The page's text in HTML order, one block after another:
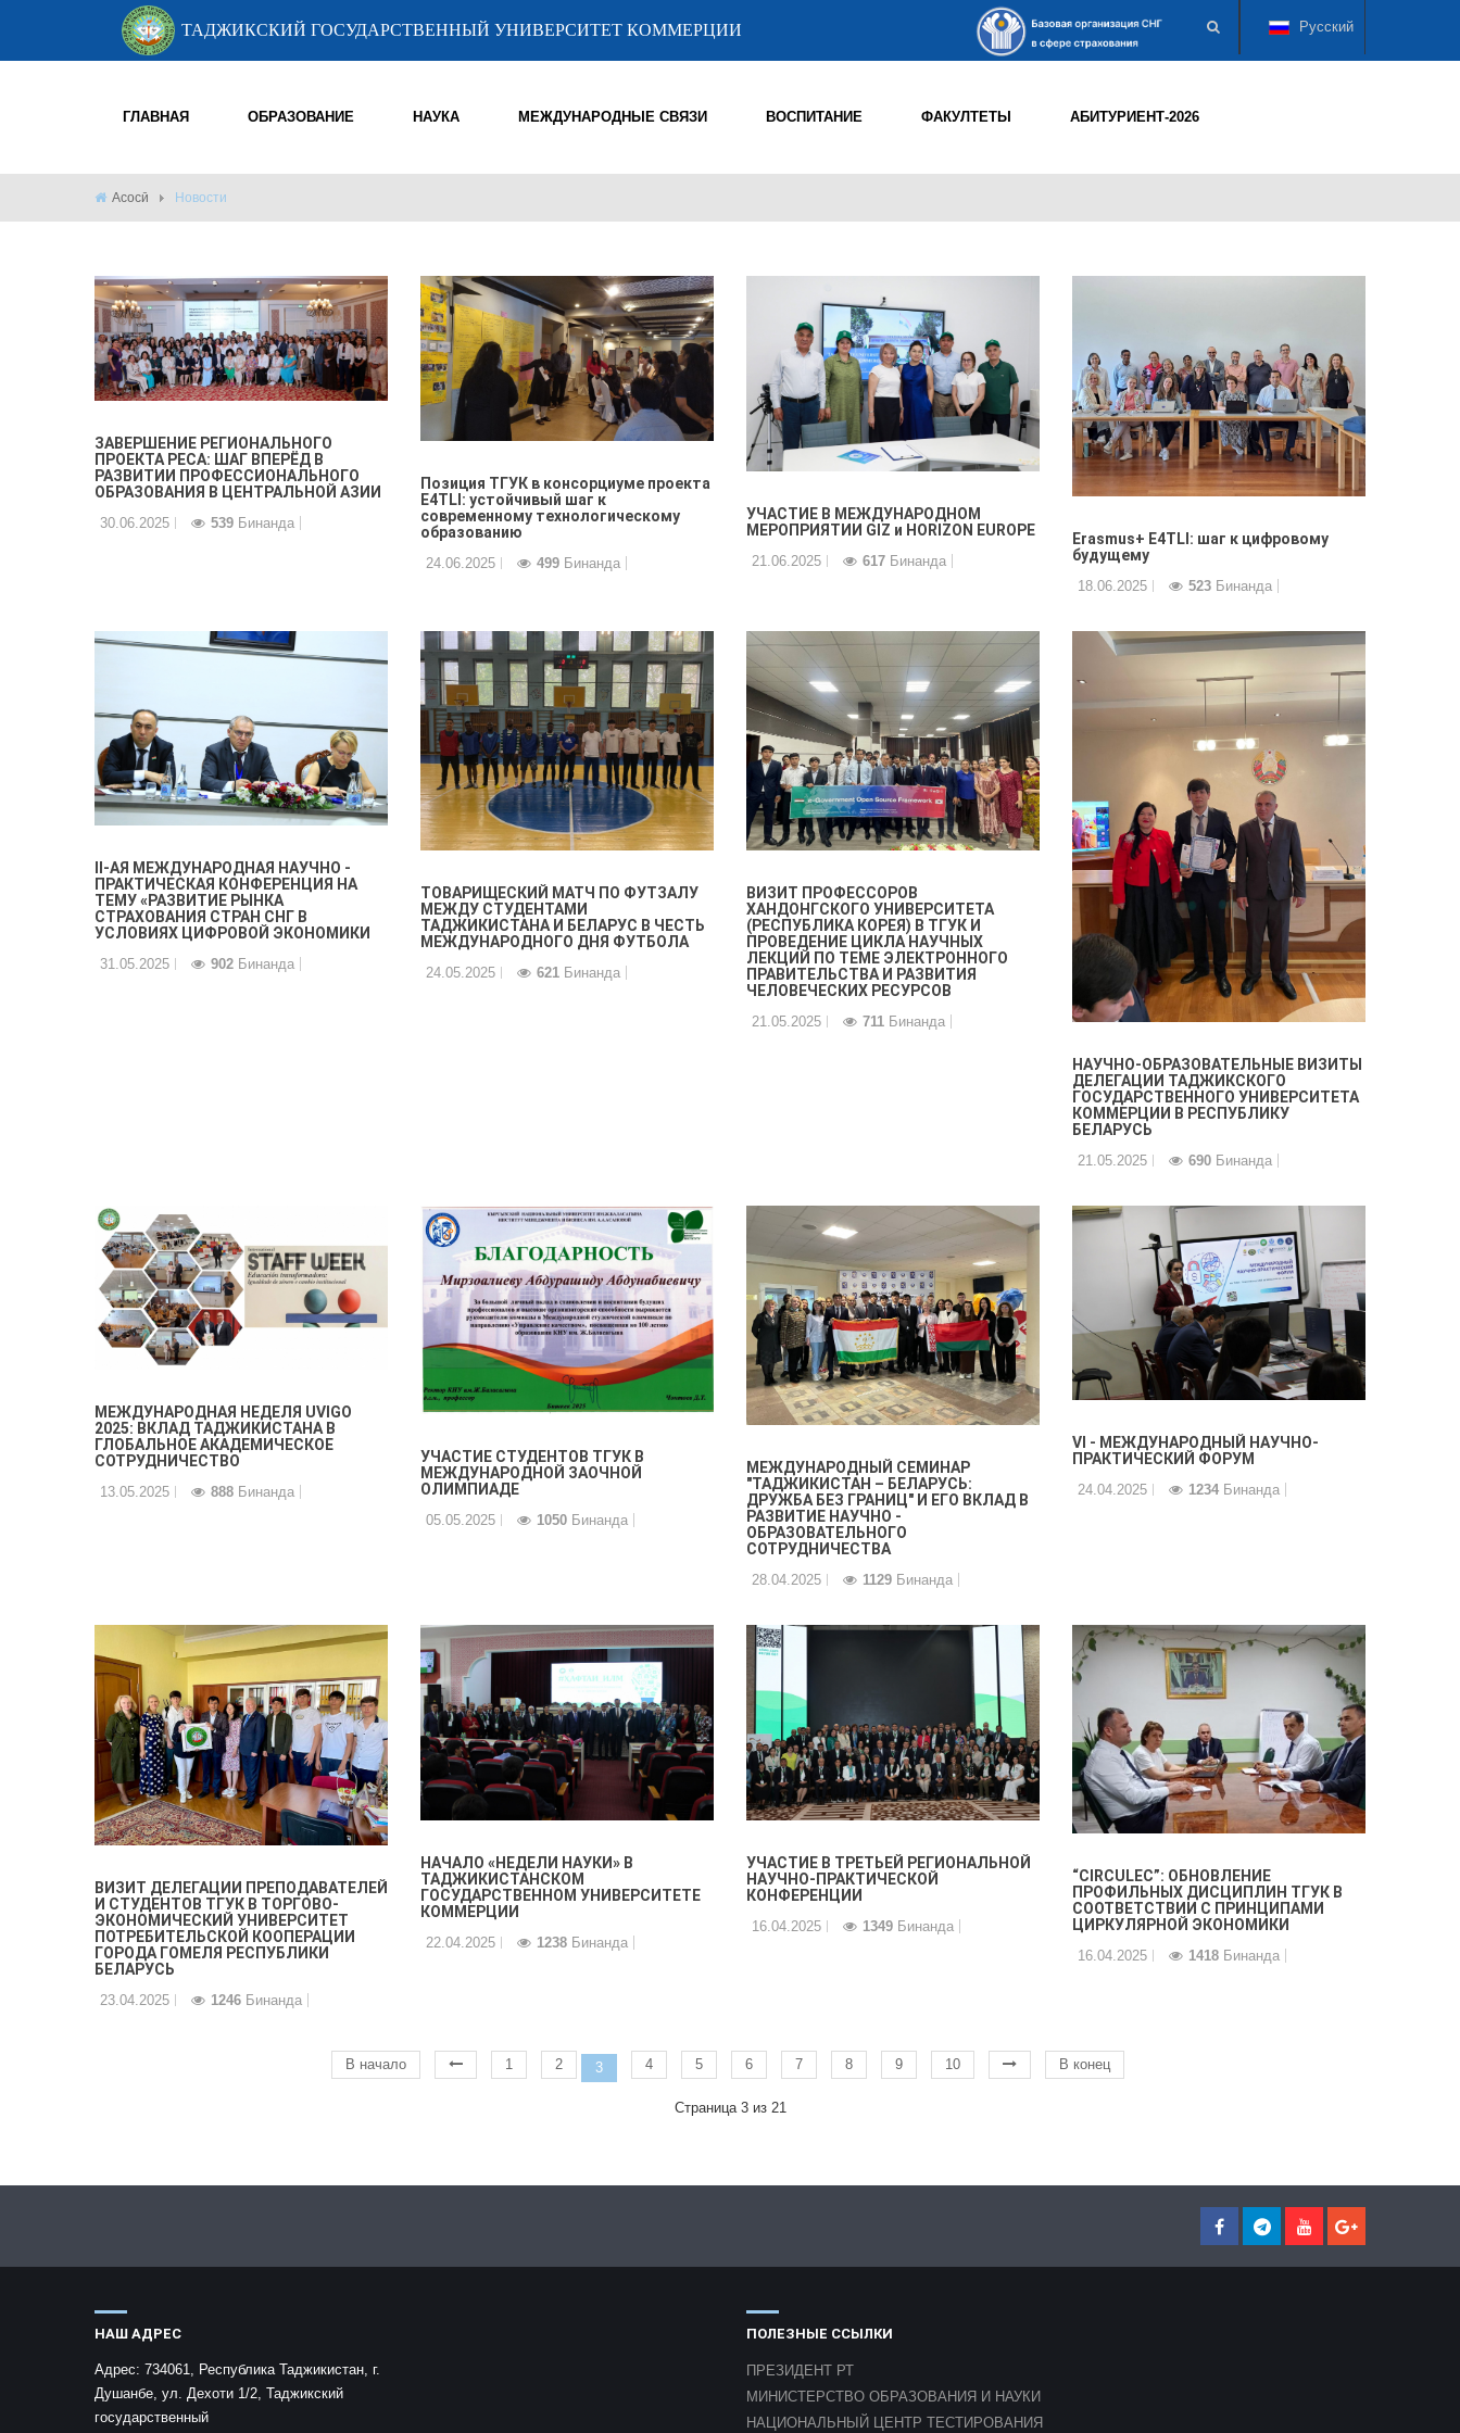
ТАДЖИКСКИЙ ГОСУДАРСТВЕННЫЙ УНИВЕРСИТЕТ КОММЕРЦИИ Русский
ГЛАВНАЯ ОБРАЗОВАНИЕ НАУКА МЕЖДУНАРОДНЫЕ СВЯЗИ ВОСПИТАНИЕ ФАКУЛТЕТЫ АБИТУРИЕНТ-2026
Асосӣ Новости
ЗАВЕРШЕНИЕ РЕГИОНАЛЬНОГО
ПРОЕКТА PECA: ШАГ ВПЕРЁД В
РАЗВИТИИ ПРОФЕССИОНАЛЬНОГО
ОБРАЗОВАНИЯ В ЦЕНТРАЛЬНОЙ АЗИИ
30.06.2025 539 Бинанда
Позиция ТГУК в консорциуме проекта
E4TLI: устойчивый шаг к
современному технологическому
образованию
24.06.2025 499 Бинанда
УЧАСТИЕ В МЕЖДУНАРОДНОМ
МЕРОПРИЯТИИ GIZ и HORIZON EUROPE
21.06.2025 617 Бинанда
Erasmus+ E4TLI: шаг к цифровому
будущему
18.06.2025 523 Бинанда
II-АЯ МЕЖДУНАРОДНАЯ НАУЧНО -
ПРАКТИЧЕСКАЯ КОНФЕРЕНЦИЯ НА
ТЕМУ «РАЗВИТИЕ РЫНКА
СТРАХОВАНИЯ СТРАН СНГ В
УСЛОВИЯХ ЦИФРОВОЙ ЭКОНОМИКИ
31.05.2025 902 Бинанда
ТОВАРИЩЕСКИЙ МАТЧ ПО ФУТЗАЛУ
МЕЖДУ СТУДЕНТАМИ
ТАДЖИКИСТАНА И БЕЛАРУС В ЧЕСТЬ
МЕЖДУНАРОДНОГО ДНЯ ФУТБОЛА
24.05.2025 621 Бинанда
ВИЗИТ ПРОФЕССОРОВ
ХАНДОНГСКОГО УНИВЕРСИТЕТА
(РЕСПУБЛИКА КОРЕЯ) В ТГУК И
ПРОВЕДЕНИЕ ЦИКЛА НАУЧНЫХ
ЛЕКЦИЙ ПО ТЕМЕ ЭЛЕКТРОННОГО
ПРАВИТЕЛЬСТВА И РАЗВИТИЯ
ЧЕЛОВЕЧЕСКИХ РЕСУРСОВ
21.05.2025 711 Бинанда
НАУЧНО-ОБРАЗОВАТЕЛЬНЫЕ ВИЗИТЫ
ДЕЛЕГАЦИИ ТАДЖИКСКОГО
ГОСУДАРСТВЕННОГО УНИВЕРСИТЕТА
КОММЕРЦИИ В РЕСПУБЛИКУ
БЕЛАРУСЬ
21.05.2025 690 Бинанда
МЕЖДУНАРОДНАЯ НЕДЕЛЯ UVIGO
2025: ВКЛАД ТАДЖИКИСТАНА В
ГЛОБАЛЬНОЕ АКАДЕМИЧЕСКОЕ
СОТРУДНИЧЕСТВО
13.05.2025 888 Бинанда
УЧАСТИЕ СТУДЕНТОВ ТГУК В
МЕЖДУНАРОДНОЙ ЗАОЧНОЙ
ОЛИМПИАДЕ
05.05.2025 1050 Бинанда
МЕЖДУНАРОДНЫЙ СЕМИНАР
"ТАДЖИКИСТАН – БЕЛАРУСЬ:
ДРУЖБА БЕЗ ГРАНИЦ" И ЕГО ВКЛАД В
РАЗВИТИЕ НАУЧНО -
ОБРАЗОВАТЕЛЬНОГО
СОТРУДНИЧЕСТВА
28.04.2025 1129 Бинанда
VI - МЕЖДУНАРОДНЫЙ НАУЧНО-
ПРАКТИЧЕСКИЙ ФОРУМ
24.04.2025 1234 Бинанда
ВИЗИТ ДЕЛЕГАЦИИ ПРЕПОДАВАТЕЛЕЙ
И СТУДЕНТОВ ТГУК В ТОРГОВО-
ЭКОНОМИЧЕСКИЙ УНИВЕРСИТЕТ
ПОТРЕБИТЕЛЬСКОЙ КООПЕРАЦИИ
ГОРОДА ГОМЕЛЯ РЕСПУБЛИКИ
БЕЛАРУСЬ
23.04.2025 1246 Бинанда
НАЧАЛО «НЕДЕЛИ НАУКИ» В
ТАДЖИКИСТАНСКОМ
ГОСУДАРСТВЕННОМ УНИВЕРСИТЕТЕ
КОММЕРЦИИ
22.04.2025 1238 Бинанда
УЧАСТИЕ В ТРЕТЬЕЙ РЕГИОНАЛЬНОЙ
НАУЧНО-ПРАКТИЧЕСКОЙ
КОНФЕРЕНЦИИ
16.04.2025 1349 Бинанда
“CIRCULEC”: ОБНОВЛЕНИЕ
ПРОФИЛЬНЫХ ДИСЦИПЛИН ТГУК В
СООТВЕТСТВИИ С ПРИНЦИПАМИ
ЦИРКУЛЯРНОЙ ЭКОНОМИКИ
16.04.2025 1418 Бинанда
В начало 1 2 3 4 5 6 7 8 9 10 В конец
Страница 3 из 21
НАШ АДРЕС
Адрес: 734061, Республика Таджикистан, г.
Душанбе, ул. Дехоти 1/2, Таджикский
государственный
ПОЛЕЗНЫЕ ССЫЛКИ
ПРЕЗИДЕНТ РТ
МИНИСТЕРСТВО ОБРАЗОВАНИЯ И НАУКИ
НАЦИОНАЛЬНЫЙ ЦЕНТР ТЕСТИРОВАНИЯ